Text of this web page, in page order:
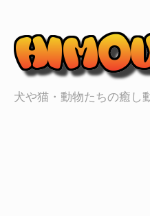
犬や猫・動物たちの癒し